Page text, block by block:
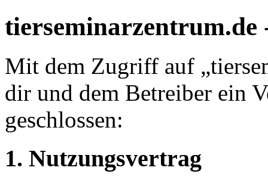
tierseminarzentrum.de
Mit dem Zugriff auf
dir und dem Betreiber ein
geschlossen:
1. Nutzungsvertrag